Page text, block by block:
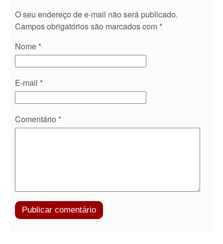
O seu endereço de e-mail não será publicado.
Campos obrigatórios são marcados com *
Nome *
E-mail *
Comentário *